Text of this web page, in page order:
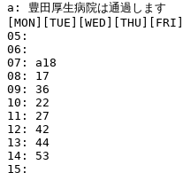
a: 豊田厚生病院は通過します
05:
06:
07: a18
08: 17
09: 36
10: 22
11: 27
12: 42
13: 44
14: 53
15: